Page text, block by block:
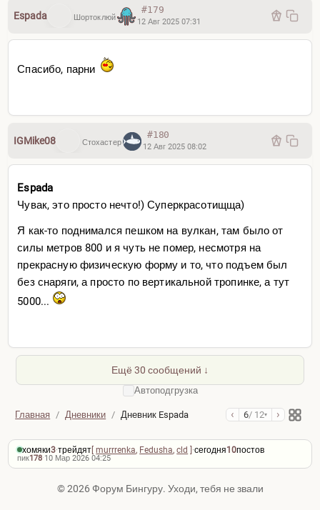
Espada Шортоклюй
#179
12 Авг 2025 07:31
Спасибо, парни
IGMike08 Стохастер
#180
12 Авг 2025 08:02
Espada
Чувак, это просто нечто!) Суперкрасотищща)
Я как-то поднимался пешком на вулкан, там было от
силы метров 800 и я чуть не помер, несмотря на
прекрасную физическую форму и то, что подъем был
без снаряги, а просто по вертикальной тропинке, а тут
5000...
Ещё 30 сообщений ↓
Автоподгрузка
Главная / Дневники / Дневник Espada ‹ 6/ 12▾ ›
хомяки3·трейдят[murrrenka, Fedusha,cld ]·сегодня10постов
пик178·10 Мар 2026 04:25
© 2026 Форум Бингуру. Уходи, тебя не звали